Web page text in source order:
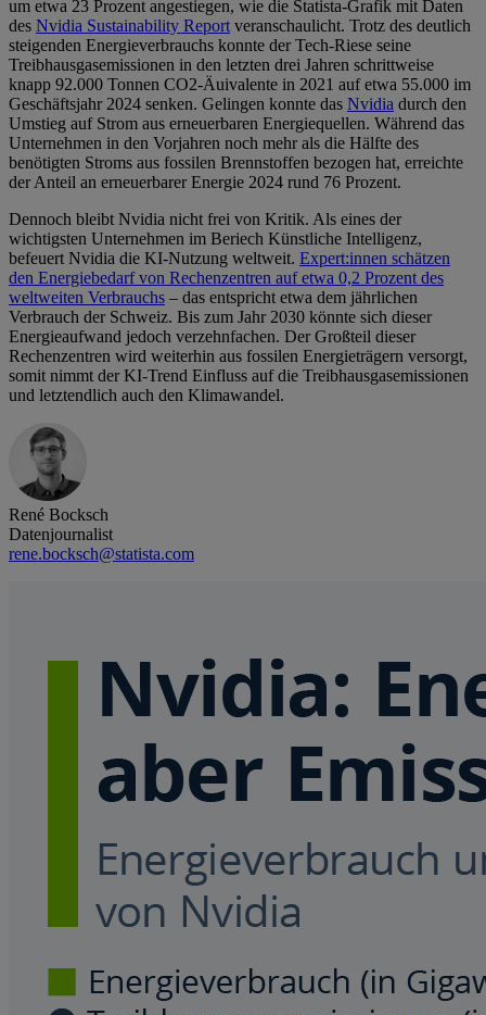
um etwa 23 Prozent angestiegen, wie die Statista-Grafik mit Daten
des Nvidia Sustainability Reportveranschaulicht. Trotz des deutlich
steigenden Energieverbrauchs konnte der Tech-Riese seine
Treibhausgasemissionen in den letzten drei Jahren schrittweise
knapp 92.000 Tonnen CO2-Äuivalente in 2021 auf etwa 55.000 im
Geschäftsjahr 2024 senken. Gelingen konnte das Nvidia durch den
Umstieg auf Strom aus erneuerbaren Energiequellen. Während das
Unternehmen in den Vorjahren noch mehr als die Hälfte des
benötigten Stroms aus fossilen Brennstoffen bezogen hat, erreichte
der Anteil an erneuerbarer Energie 2024 rund 76 Prozent.
Dennoch bleibt Nvidia nicht frei von Kritik. Als eines der
wichtigsten Unternehmen im Beriech Künstliche Intelligenz,
befeuert Nvidia die KI-Nutzung weltweit. Expert:innen schätzen
den Energiebedarf von Rechenzentren auf etwa 0,2 Prozent des
weltweiten Verbrauchs – das entspricht etwa dem jährlichen
Verbrauch der Schweiz. Bis zum Jahr 2030 könnte sich dieser
Energieaufwand jedoch verzehnfachen. Der Großteil dieser
Rechenzentren wird weiterhin aus fossilen Energieträgern versorgt,
somit nimmt der KI-Trend Einfluss auf die Treibhausgasemissionen
und letztendlich auch den Klimawandel.
René Bocksch
Datenjournalist
rene.bocksch@statista.com